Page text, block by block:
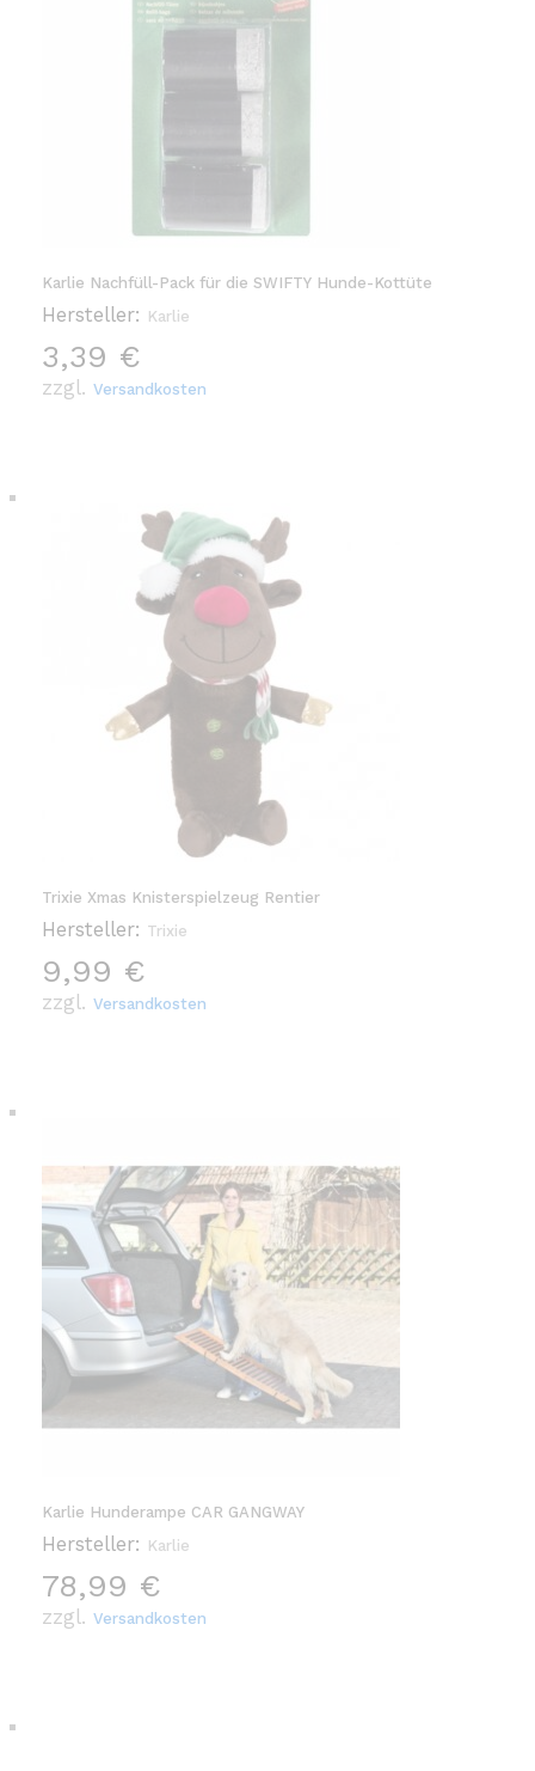
Karlie Nachfüll-Pack für die SWIFTY Hunde-Kottüte
Hersteller: Karlie
3,39 €
zzgl. Versandkosten
Trixie Xmas Knisterspielzeug Rentier
Hersteller: Trixie
9,99 €
zzgl. Versandkosten
Karlie Hunderampe CAR GANGWAY
Hersteller: Karlie
78,99 €
zzgl. Versandkosten